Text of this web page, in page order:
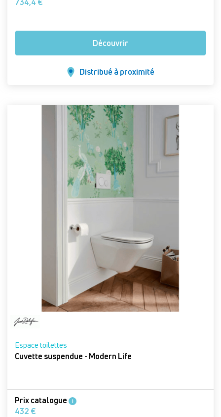
Découvrir
Distribué à proximité
Espace toilettes
Cuvette suspendue - Modern Life
Prix catalogue i
432 €